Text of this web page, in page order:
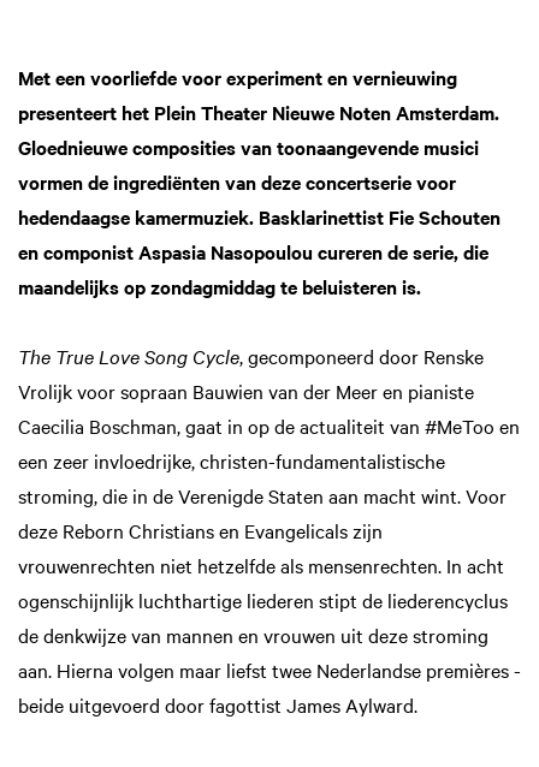
Met een voorliefde voor experiment en vernieuwing
presenteert het Plein Theater Nieuwe Noten Amsterdam.
Gloednieuwe composities van toonaangevende musici
vormen de ingrediënten van deze concertserie voor
hedendaagse kamermuziek. Basklarinettist Fie Schouten
en componist Aspasia Nasopoulou cureren de serie, die
maandelijks op zondagmiddag te beluisteren is.
The True Love Song Cycle, gecomponeerd door Renske
Vrolijk voor sopraan Bauwien van der Meer en pianiste
Caecilia Boschman, gaat in op de actualiteit van #MeToo en
een zeer invloedrijke, christen-fundamentalistische
stroming, die in de Verenigde Staten aan macht wint. Voor
deze Reborn Christians en Evangelicals zijn
vrouwenrechten niet hetzelfde als mensenrechten. In acht
ogenschijnlijk luchthartige liederen stipt de liederencyclus
de denkwijze van mannen en vrouwen uit deze stroming
aan. Hierna volgen maar liefst twee Nederlandse premières -
beide uitgevoerd door fagottist James Aylward.
Inzoomen